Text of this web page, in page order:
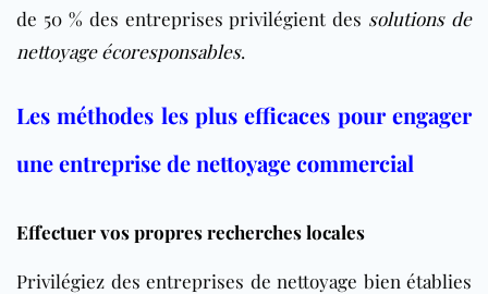
de 50 % des entreprises privilégient des solutions de
nettoyage écoresponsables.
Les méthodes les plus efficaces pour engager
une entreprise de nettoyage commercial
Effectuer vos propres recherches locales
Privilégiez des entreprises de nettoyage bien établies